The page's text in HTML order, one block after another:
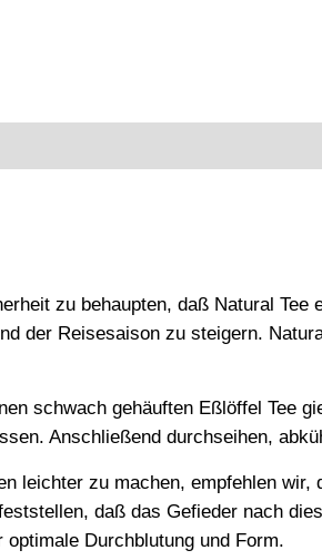
zu behaupten, daß Natural
der Reisesaison zu steigern.
schwach gehäuften Eßlöffel Tee
Anschließend durchseihen,
leichter zu machen, empfehlen wir,
daß das Gefieder nach
Durchblutung und Form.